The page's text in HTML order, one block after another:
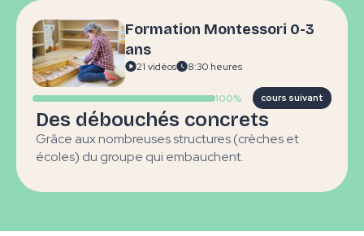
Montessori
0-3 ans
qualifiante
Vie pratique
Vie
sensorielle
Formation Montessori 0-3
ans
21 vidéos 8:30 heures
100% cours suivant
Des débouchés concrets
Grâce aux nombreuses structures (crèches et
écoles) du groupe qui embauchent.